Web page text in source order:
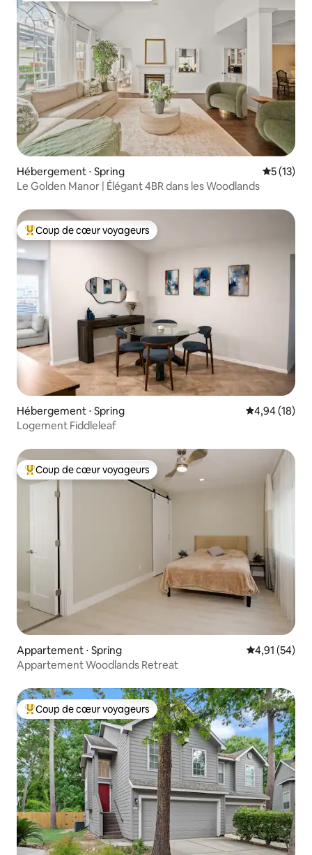
Hébergement ⋅ Spring
5 (13)
Le Golden Manor | Élégant 4BR dans les Woodlands
Coups de cœur voyageurs les plus appréciés
Coup de cœur voyageurs
Hébergement ⋅ Spring Évaluation
4,94 (18)
Logement Fiddleleaf
Coups de cœur voyageurs les plus appréciés
Coup de cœur voyageurs
Appartement ⋅ Spring Évaluation
4,91 (54)
Appartement Woodlands Retreat
Coups de cœur voyageurs les plus appréciés
Coup de cœur voyageurs